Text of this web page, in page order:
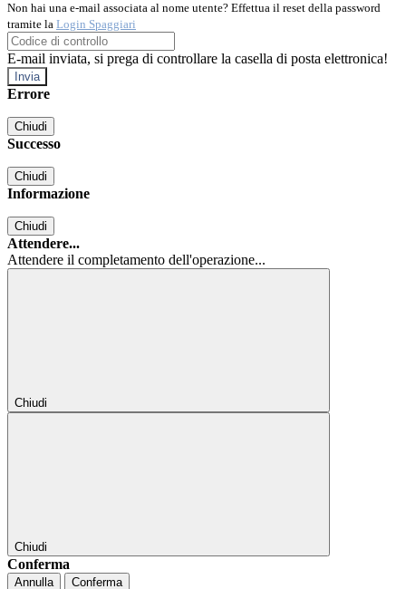
Non hai una e-mail associata al nome utente? Effettua il reset della password
tramite la Login Spaggiari
E-mail inviata, si prega di controllare la casella di posta elettronica!
Errore
Chiudi
Successo
Chiudi
Informazione
Chiudi
Attendere...
Attendere il completamento dell'operazione...
Chiudi
Chiudi
Conferma
Annulla Conferma